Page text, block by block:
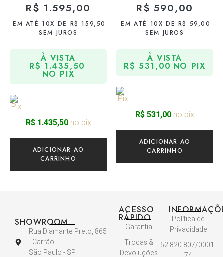
R$ 1.595,00
EM ATÉ 10X DE R$ 159,50
SEM JUROS
À VISTA
R$ 1.435,50
NO PIX
R$1.435,50no pix
ADICIONAR AO
CARRINHO
R$ 590,00
EM ATÉ 10X DE R$ 59,00
SEM JUROS
À VISTA
R$ 531,00 NO PIX
R$531,00 no pix
ADICIONAR AO
CARRINHO
SHOWROOM
Rua Diamante Preto, 865
- Carrão
São Paulo - SP
ACESSO
RÁPIDO
Garantia
Trocas &
Devoluções
Política de
Privacidade
52.820.807/0001-